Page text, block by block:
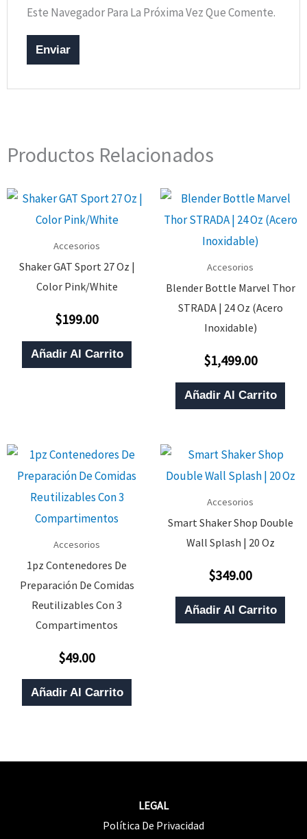
Este Navegador Para La Próxima Vez Que Comente.
Productos Relacionados
Accesorios
Shaker GAT Sport 27 Oz |
Color Pink/White
Valorado
0
De
5
$199.00
Añadir Al Carrito
Accesorios
Blender Bottle Marvel Thor
STRADA | 24 Oz (Acero
Inoxidable)
Valorado
Con
0
De
5
$1,499.00
Añadir Al Carrito
Accesorios
1pz Contenedores De
Preparación De Comidas
Reutilizables Con 3
Compartimentos
Valorado
0
De
5
$49.00
Añadir Al Carrito
Accesorios
Smart Shaker Shop Double
Wall Splash | 20 Oz
Valorado
0
De
5
$349.00
Añadir Al Carrito
LEGAL
Política De Privacidad